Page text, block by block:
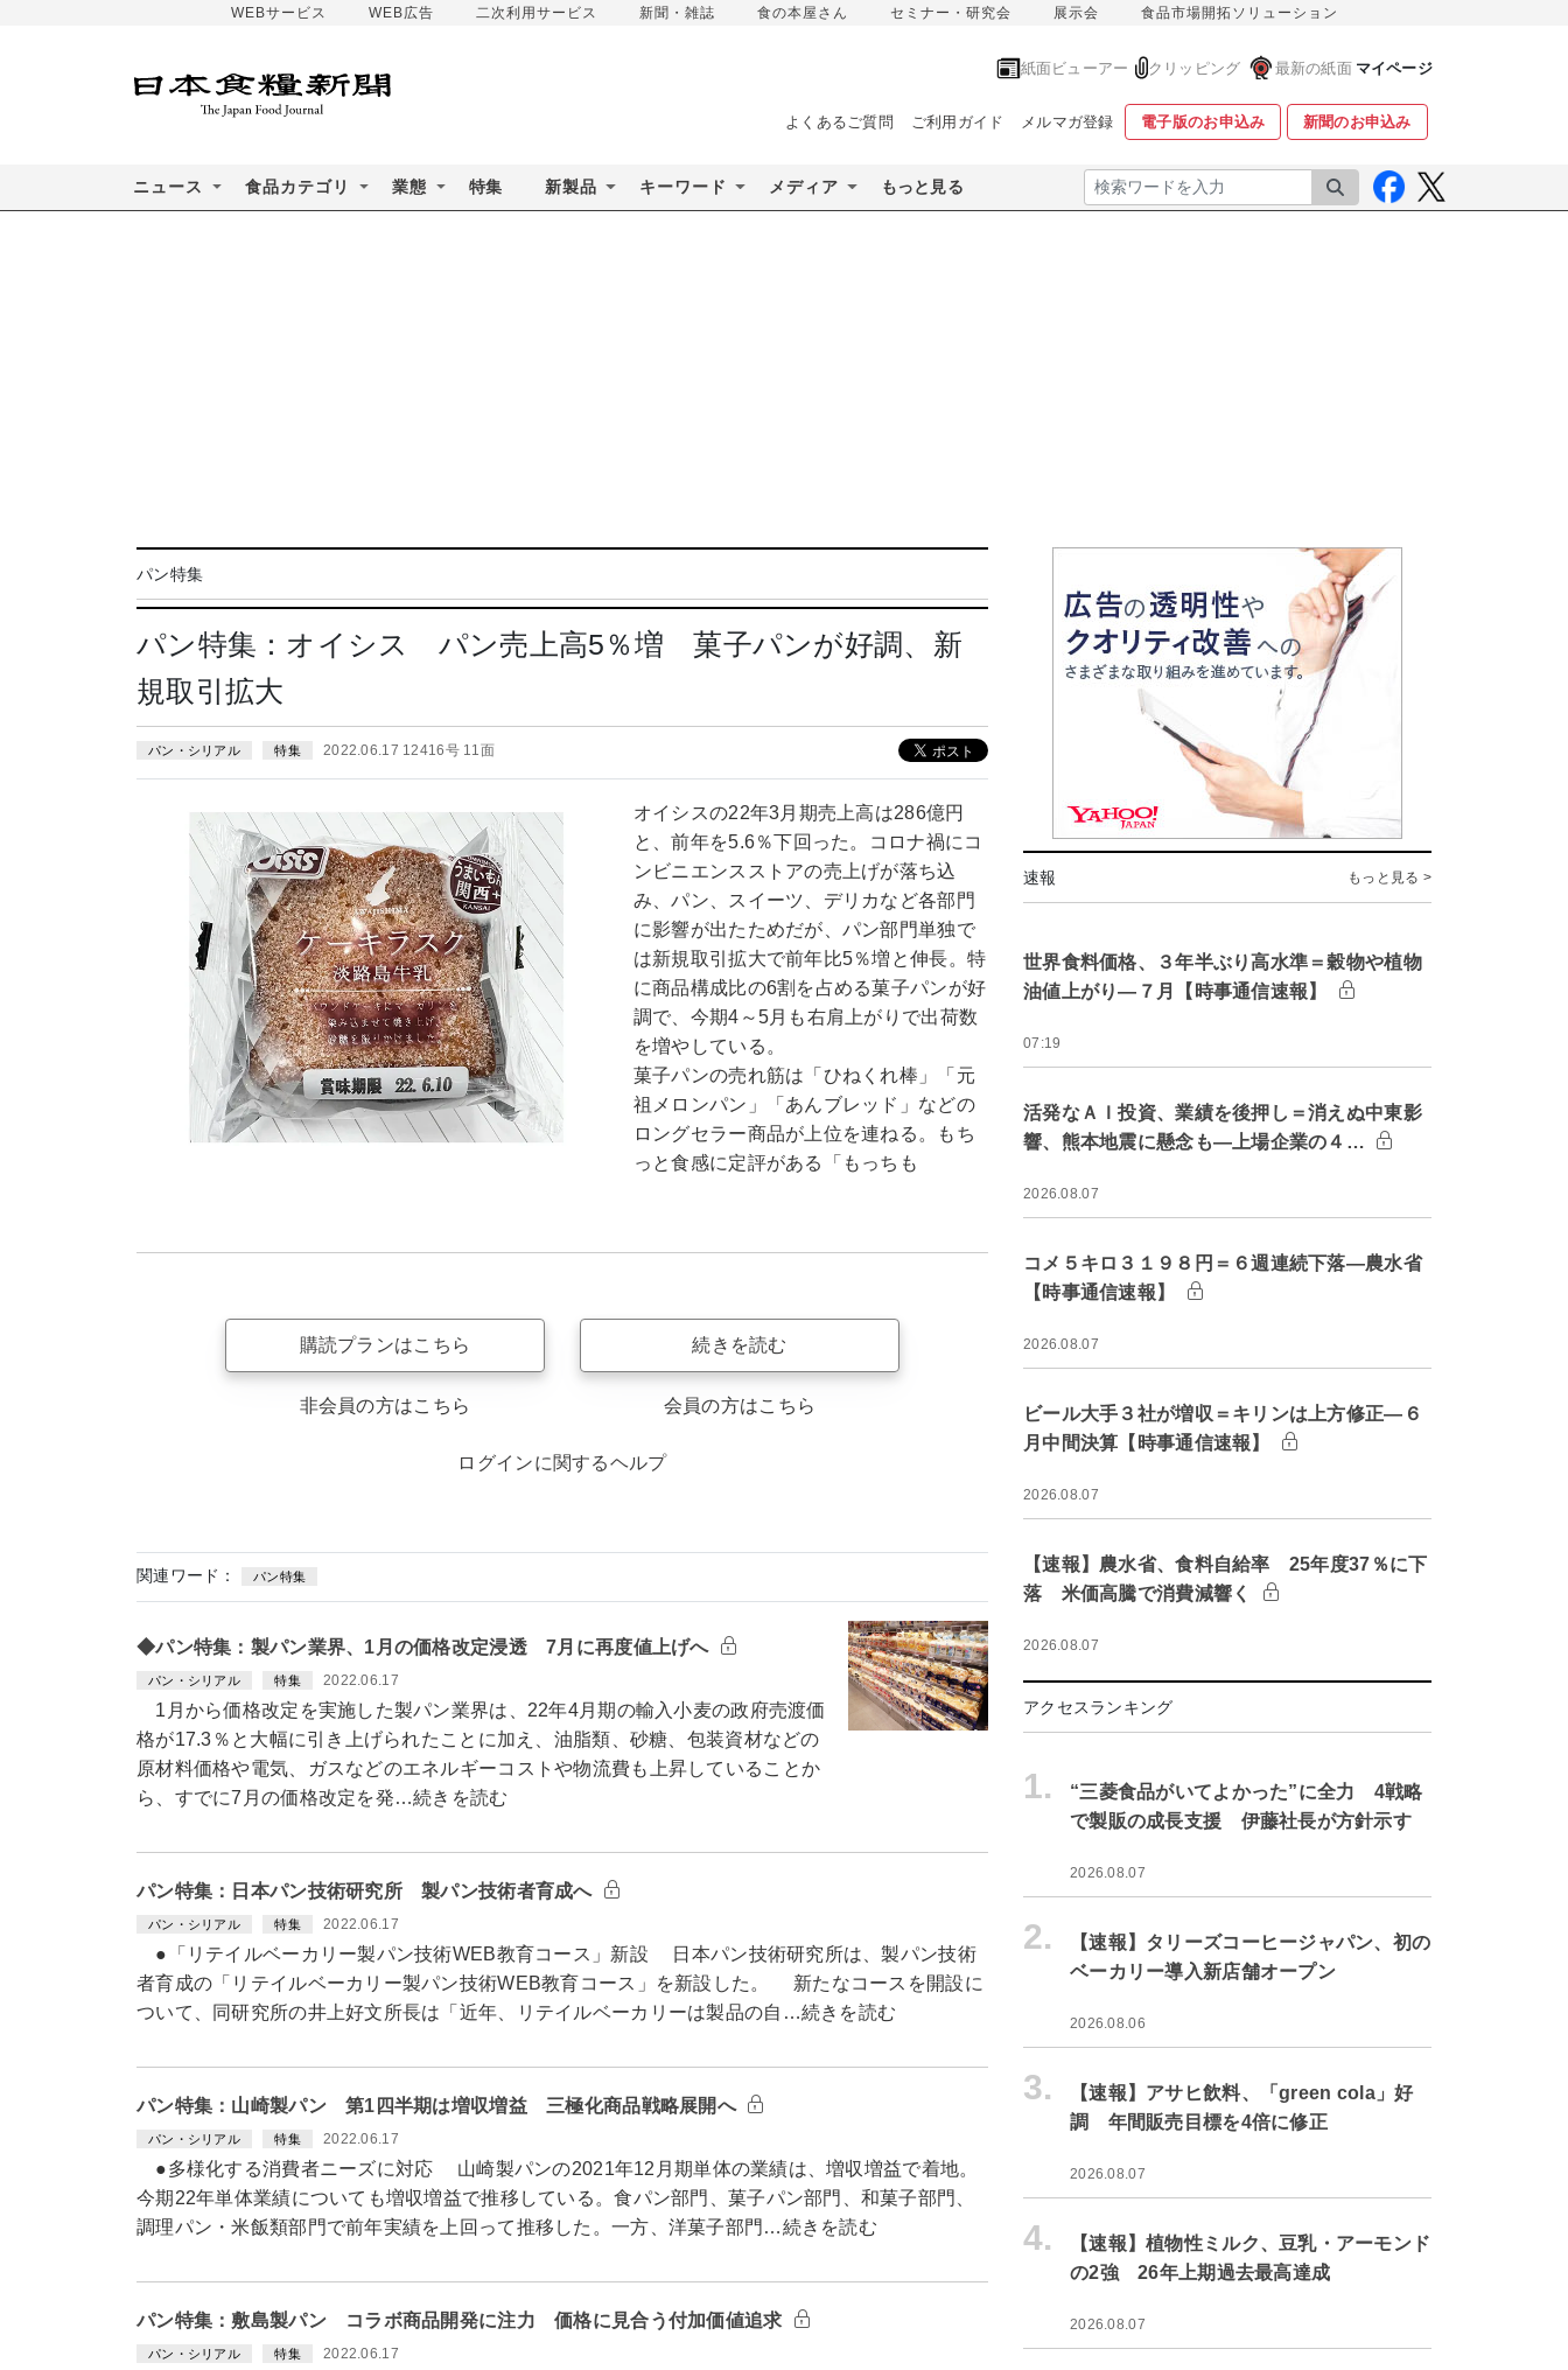
WEBサービス WEB広告 二次利用サービス 新聞・雑誌 食の本屋さん セミナー・研究会 展示会 食品市場開拓ソリューション
紙面ビューアー クリッピング 最新の紙面 マイページ
よくあるご質問 ご利用ガイド メルマガ登録 電子版のお申込み 新聞のお申込み
ニュース 食品カテゴリ 業態 特集 新製品 キーワード メディア もっと見る 検索
パン特集
パン特集：オイシス パン売上高5％増 菓子パンが好調、新
規取引拡大
パン・シリアル 特集 2022.06.17 12416号 11面
オイシスの22年3月期売上高は286億円
と、前年を5.6％下回った。コロナ禍にコ
ンビニエンスストアの売上げが落ち込
み、パン、スイーツ、デリカなど各部門
に影響が出たためだが、パン部門単独で
は新規取引拡大で前年比5％増と伸長。特
に商品構成比の6割を占める菓子パンが好
調で、今期4～5月も右肩上がりで出荷数
を増やしている。
菓子パンの売れ筋は「ひねくれ棒」「元
祖メロンパン」「あんブレッド」などの
ロングセラー商品が上位を連ねる。もち
っと食感に定評がある「もっちも
購読プランはこちら
非会員の方はこちら
続きを読む
会員の方はこちら
ログインに関するヘルプ
関連ワード： パン特集
◆パン特集：製パン業界、1月の価格改定浸透 7月に再度値上げへ
パン・シリアル 特集 2022.06.17
1月から価格改定を実施した製パン業界は、22年4月期の輸入小麦の政府売渡価
格が17.3％と大幅に引き上げられたことに加え、油脂類、砂糖、包装資材などの
原材料価格や電気、ガスなどのエネルギーコストや物流費も上昇していることか
ら、すでに7月の価格改定を発…続きを読む
パン特集：日本パン技術研究所 製パン技術者育成へ
パン・シリアル 特集 2022.06.17
●「リテイルベーカリー製パン技術WEB教育コース」新設 日本パン技術研究所は、製パン技術
者育成の「リテイルベーカリー製パン技術WEB教育コース」を新設した。 新たなコースを開設に
ついて、同研究所の井上好文所長は「近年、リテイルベーカリーは製品の自…続きを読む
パン特集：山崎製パン 第1四半期は増収増益 三極化商品戦略展開へ
パン・シリアル 特集 2022.06.17
●多様化する消費者ニーズに対応 山崎製パンの2021年12月期単体の業績は、増収増益で着地。
今期22年単体業績についても増収増益で推移している。食パン部門、菓子パン部門、和菓子部門、
調理パン・米飯類部門で前年実績を上回って推移した。一方、洋菓子部門…続きを読む
パン特集：敷島製パン コラボ商品開発に注力 価格に見合う付加価値追求
パン・シリアル 特集 2022.06.17
速報 もっと見る >
世界食料価格、３年半ぶり高水準＝穀物や植物
油値上がり―７月【時事通信速報】
07:19
活発なＡＩ投資、業績を後押し＝消えぬ中東影
響、熊本地震に懸念も―上場企業の４…
2026.08.07
コメ５キロ３１９８円＝６週連続下落―農水省
【時事通信速報】
2026.08.07
ビール大手３社が増収＝キリンは上方修正―６
月中間決算【時事通信速報】
2026.08.07
【速報】農水省、食料自給率 25年度37％に下
落 米価高騰で消費減響く
2026.08.07
アクセスランキング
1.
“三菱食品がいてよかった”に全力 4戦略
で製販の成長支援 伊藤社長が方針示す
2026.08.07
2.
【速報】タリーズコーヒージャパン、初の
ベーカリー導入新店舗オープン
2026.08.06
3.
【速報】アサヒ飲料、「green cola」好
調 年間販売目標を4倍に修正
2026.08.07
4.
【速報】植物性ミルク、豆乳・アーモンド
の2強 26年上期過去最高達成
2026.08.07